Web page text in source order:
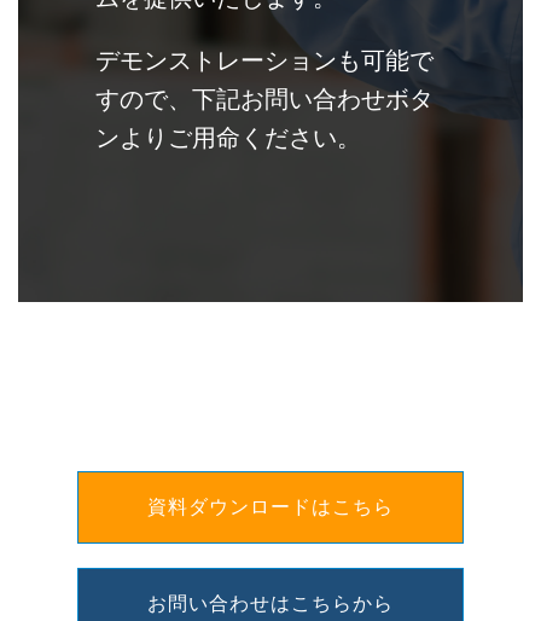
デモンストレーションも可能で
すので、下記お問い合わせボタ
ンよりご用命ください。
資料ダウンロードはこちら
お問い合わせはこちらから